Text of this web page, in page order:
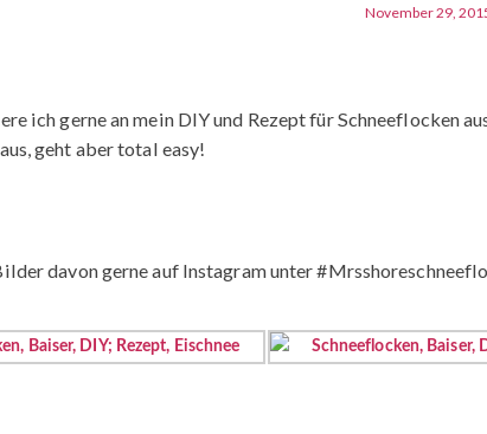
November 29,
ich gerne an mein DIY und Rezept für Schneeflocken
geht aber total easy!
davon gerne auf Instagram unter